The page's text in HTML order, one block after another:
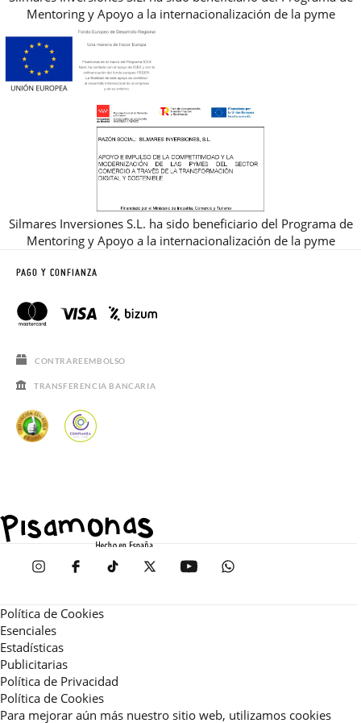
Mentoring y Apoyo a la internacionalización de la pyme
Silmares Inversiones S.L. ha sido beneficiario del Programa de
Mentoring y Apoyo a la internacionalización de la pyme
PAGO Y CONFIANZA
CONTRAREEMBOLSO
TRANSFERENCIA BANCARIA
Política de Cookies
Esenciales
Estadísticas
Publicitarias
Política de Privacidad
Política de Cookies
Para mejorar aún más nuestro sitio web, utilizamos cookies